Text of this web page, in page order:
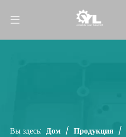
Вы здесь: Дом / Продукция /